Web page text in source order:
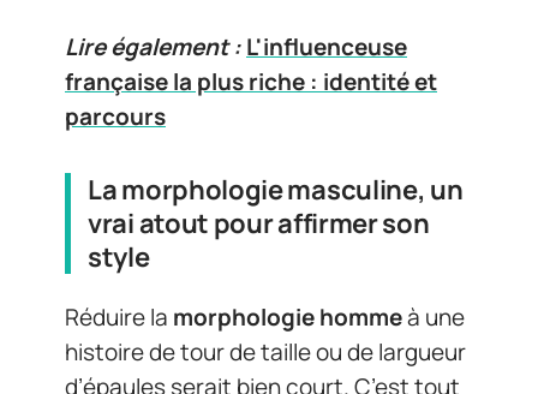
Lire également :L'influenceuse
française la plus riche : identité et
parcours
La morphologie masculine, un
vrai atout pour affirmer son
style
Réduire la morphologie hommeà une
histoire de tour de taille ou de largueur
d’épaules serait bien court. C’est tout